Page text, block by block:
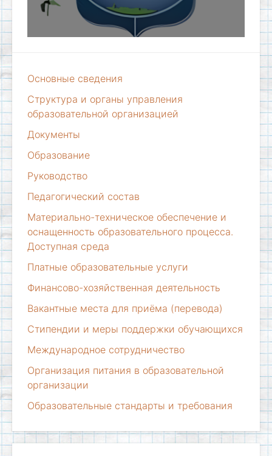
Основные сведения
Структура и органы управления
образовательной организацией
Документы
Образование
Руководство
Педагогический состав
Материально-техническое обеспечение и
оснащенность образовательного процесса.
Доступная среда
Платные образовательные услуги
Финансово-хозяйственная деятельность
Вакантные места для приёма (перевода)
Стипендии и меры поддержки обучающихся
Международное сотрудничество
Организация питания в образовательной
организации
Образовательные стандарты и требования